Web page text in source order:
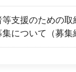
等支援のための
について（募集